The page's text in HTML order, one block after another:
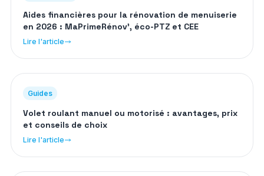
Aides financières pour la rénovation de menuiserie
en 2026 : MaPrimeRénov', éco-PTZ et CEE
Lire l'article
Guides
Volet roulant manuel ou motorisé : avantages, prix
et conseils de choix
Lire l'article